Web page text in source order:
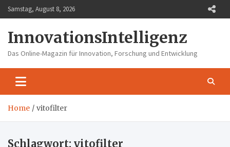
Skip
to
Samstag, August 8, 2026
InnovationsIntelligenz
Das Online-Magazin für Innovation, Forschung und Entwicklung
Home vitofilter
Schlagwort: vitofilter